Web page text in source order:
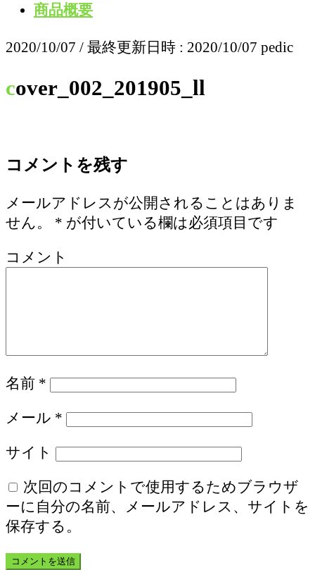
商品概要
2020/10/07 / 最終更新日時 : 2020/10/07 pedic
cover_002_201905_ll
コメントを残す
メールアドレスが公開されることはありま
せん。
* が付いている欄は必須項目です
コメント
名前 *
メール *
サイト
次回のコメントで使用するためブラウザ
ーに自分の名前、メールアドレス、サイトを
保存する。